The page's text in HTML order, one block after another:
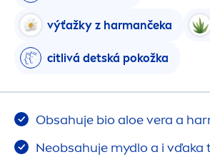
výťažky z harmančeka
citlivá detská pokožka
Obsahuje bio aloe vera a
Neobsahuje mydlo a i vďaka